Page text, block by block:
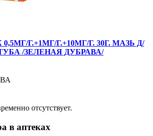
Г.+1МГ/Г.+10МГ/Г. 30Г. МАЗЬ Д/
/ЗЕЛЕНАЯ ДУБРАВА/
отсутствует.
в аптеках